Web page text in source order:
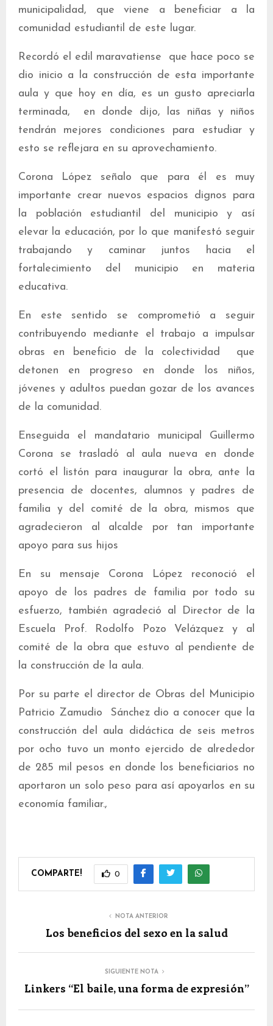
municipalidad, que viene a beneficiar a la
comunidad estudiantil de este lugar.
Recordó el edil maravatiense que hace poco se
dio inicio a la construcción de esta importante
aula y que hoy en día, es un gusto apreciarla
terminada, en donde dijo, las niñas y niños
tendrán mejores condiciones para estudiar y
esto se reflejara en su aprovechamiento.
Corona López señalo que para él es muy
importante crear nuevos espacios dignos para
la población estudiantil del municipio y así
elevar la educación, por lo que manifestó seguir
trabajando y caminar juntos hacia el
fortalecimiento del municipio en materia
educativa.
En este sentido se comprometió a seguir
contribuyendo mediante el trabajo a impulsar
obras en beneficio de la colectividad que
detonen en progreso en donde los niños,
jóvenes y adultos puedan gozar de los avances
de la comunidad.
Enseguida el mandatario municipal Guillermo
Corona se trasladó al aula nueva en donde
cortó el listón para inaugurar la obra, ante la
presencia de docentes, alumnos y padres de
familia y del comité de la obra, mismos que
agradecieron al alcalde por tan importante
apoyo para sus hijos
En su mensaje Corona López reconoció el
apoyo de los padres de familia por todo su
esfuerzo, también agradeció al Director de la
Escuela Prof. Rodolfo Pozo Velázquez y al
comité de la obra que estuvo al pendiente de
la construcción de la aula.
Por su parte el director de Obras del Municipio
Patricio Zamudio Sánchez dio a conocer que la
construcción del aula didáctica de seis metros
por ocho tuvo un monto ejercido de alrededor
de 285 mil pesos en donde los beneficiarios no
aportaron un solo peso para así apoyarlos en su
economía familiar.,
COMPARTE! 0
NOTA ANTERIOR
Los beneficios del sexo en la salud
SIGUIENTE NOTA
Linkers “El baile, una forma de expresión”